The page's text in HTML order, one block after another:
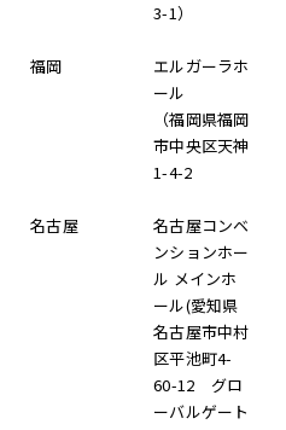
3-1）
福岡
エルガーラホ
ール
（福岡県福岡
市中央区天神
1-4-2
名古屋
名古屋コンベ
ンションホー
ル メインホ
ール(愛知県
名古屋市中村
区平池町4-
60-12 グロ
ーバルゲート